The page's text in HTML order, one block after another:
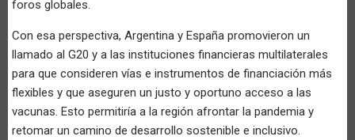
foros globales.
Con esa perspectiva, Argentina y España promovieron un
llamado al G20 y a las instituciones financieras multilaterales
para que consideren vías e instrumentos de financiación más
flexibles y que aseguren un justo y oportuno acceso a las
vacunas. Esto permitiría a la región afrontar la pandemia y
retomar un camino de desarrollo sostenible e inclusivo.